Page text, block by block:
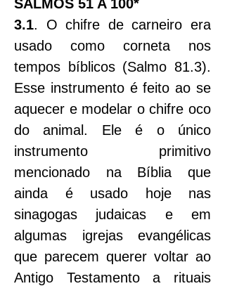
SALMOS 51 A 100*
3.1. O chifre de carneiro era
usado como corneta nos
tempos bíblicos (Salmo 81.3).
Esse instrumento é feito ao se
aquecer e modelar o chifre oco
do animal. Ele é o único
instrumento primitivo
mencionado na Bíblia que
ainda é usado hoje nas
sinagogas judaicas e em
algumas igrejas evangélicas
que parecem querer voltar ao
Antigo Testamento a rituais